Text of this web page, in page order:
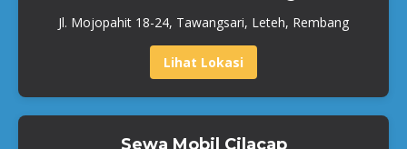
Jl. Mojopahit 18-24, Tawangsari, Leteh, Rembang
Lihat Lokasi
Sewa Mobil Cilacap